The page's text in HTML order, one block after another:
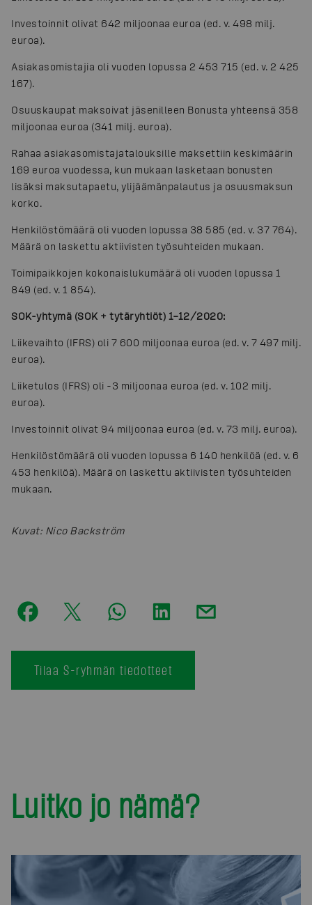
Investoinnit olivat 642 miljoonaa euroa (ed. v. 498 milj.
euroa).
Asiakasomistajia oli vuoden lopussa 2 453 715 (ed. v. 2 425
167).
Osuuskaupat maksoivat jäsenilleen Bonusta yhteensä 358
miljoonaa euroa (341 milj. euroa).
Rahaa asiakasomistajatalouksille maksettiin keskimäärin
169 euroa vuodessa, kun mukaan lasketaan bonusten
lisäksi maksutapaetu, ylijäämänpalautus ja osuusmaksun
korko.
Henkilöstömäärä oli vuoden lopussa 38 585 (ed. v. 37 764).
Määrä on laskettu aktiivisten työsuhteiden mukaan.
Toimipaikkojen kokonaislukumäärä oli vuoden lopussa 1
849 (ed. v. 1 854).
SOK-yhtymä (SOK + tytäryhtiöt) 1–12/2020:
Liikevaihto (IFRS) oli 7 600 miljoonaa euroa (ed. v. 7 497 milj.
euroa).
Liiketulos (IFRS) oli -3 miljoonaa euroa (ed. v. 102 milj.
euroa).
Investoinnit olivat 94 miljoonaa euroa (ed. v. 73 milj. euroa).
Henkilöstömäärä oli vuoden lopussa 6 140 henkilöä (ed. v. 6
453 henkilöä). Määrä on laskettu aktiivisten työsuhteiden
mukaan.
Kuvat: Nico Backström
Tilaa S-ryhmän tiedotteet
Luitko jo nämä?